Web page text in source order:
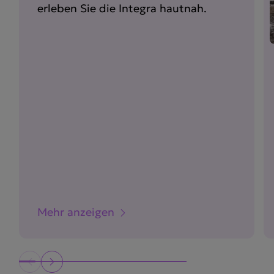
erleben Sie die Integra hautnah.
Mehr anzeigen